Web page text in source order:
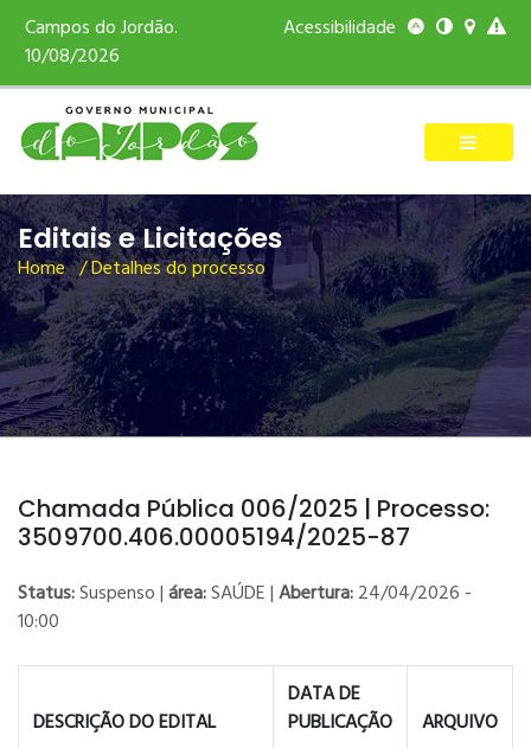
Campos do Jordão.
10/08/2026
Acessibilidade
Editais e Licitações
Home/ Detalhes do processo
Chamada Pública 006/2025 | Processo:
3509700.406.00005194/2025-87
Status:Suspenso |área:SAÚDE |Abertura:24/04/2026 -
10:00
DESCRIÇÃO DO EDITAL
DATA DE
PUBLICAÇÃO
ARQUIVO